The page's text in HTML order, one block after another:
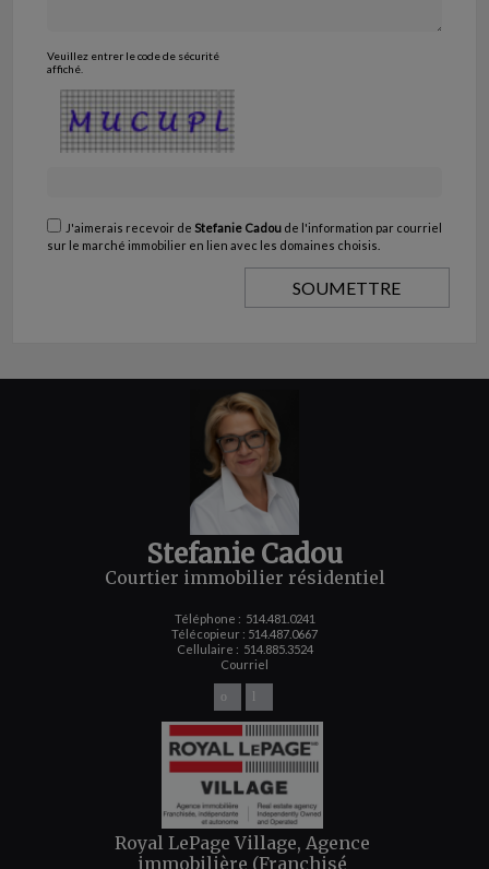
Veuillez entrer le code de sécurité
affiché.
J'aimerais recevoir de Stefanie Cadoude l'information par courriel
sur le marché immobilier en lien avec les domaines choisis.
Stefanie Cadou
Courtier immobilier résidentiel
Téléphone : 514.481.0241
Télécopieur : 514.487.0667
Cellulaire : 514.885.3524
Courriel
Royal LePage Village, Agence
immobilière (Franchisé